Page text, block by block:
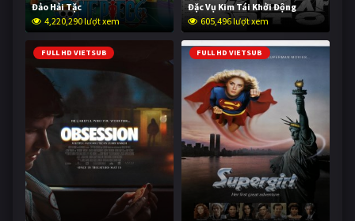
Đảo Hải Tặc
4,220,290 lượt xem
Đặc Vụ Kim Tái Khởi Động
605,496 lượt xem
FULL HD VIETSUB FULL HD VIETSUB